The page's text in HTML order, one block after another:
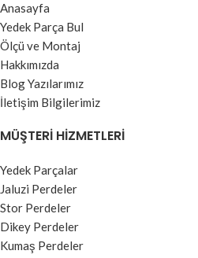
Anasayfa
Yedek Parça Bul
Ölçü ve Montaj
Hakkımızda
Blog Yazılarımız
İletişim Bilgilerimiz
MÜŞTERI HIZMETLERI
Yedek Parçalar
Jaluzi Perdeler
Stor Perdeler
Dikey Perdeler
Kumaş Perdeler